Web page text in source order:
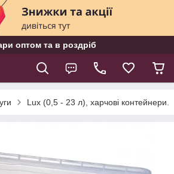
оптом та в роздріб
Lux (0,5 - 23 л), харчові контейнери.